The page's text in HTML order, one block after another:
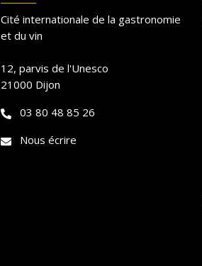
Cité internationale de la gastronomie
et du vin
12, parvis de l'Unesco
21000 Dijon
03 80 48 85 26
Nous écrire